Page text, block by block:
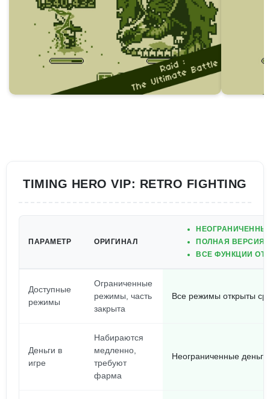
TIMING HERO VIP: RETRO FIGHTING
ПАРАМЕТР ОРИГИНАЛ
ПОЛНАЯ ВЕРСИЯ
ВСЕ ФУНКЦИИ
Доступные
режимы
Ограниченные
режимы, часть
закрыта
Все режимы открыты
Деньги в
игре
Набираются
медленно,
требуют
фарма
Неограниченные